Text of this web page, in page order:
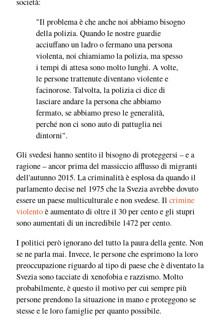
"Il problema è che anche noi abbiamo bisogno
della polizia. Quando le nostre guardie
acciuffano un ladro o fermano una persona
violenta, noi chiamiamo la polizia, ma spesso
i tempi di attesa sono molto lunghi. A volte,
le persone trattenute diventano violente e
facinorose. Talvolta, la polizia ci dice di
lasciare andare la persona che abbiamo
fermato, se abbiamo preso le generalità,
perché non ci sono auto di pattuglia nei
dintorni".
Gli svedesi hanno sentito il bisogno di proteggersi – e a
ragione – ancor prima del massiccio afflusso di migranti
dell'autunno 2015. La criminalità è esplosa da quando il
parlamento decise nel 1975 che la Svezia avrebbe dovuto
essere un paese multiculturale e non svedese. Il crimine
violentoè aumentato di oltre il 30 per cento e gli stupri
sono aumentati di un incredibile 1472 per cento.
I politici però ignorano del tutto la paura della gente. Non
se ne parla mai. Invece, le persone che esprimono la loro
preoccupazione riguardo al tipo di paese che è diventato la
Svezia sono tacciate di xenofobia e razzismo. Molto
probabilmente, è questo il motivo per cui sempre più
persone prendono la situazione in mano e proteggono se
stesse e le loro famiglie per quanto possibile.